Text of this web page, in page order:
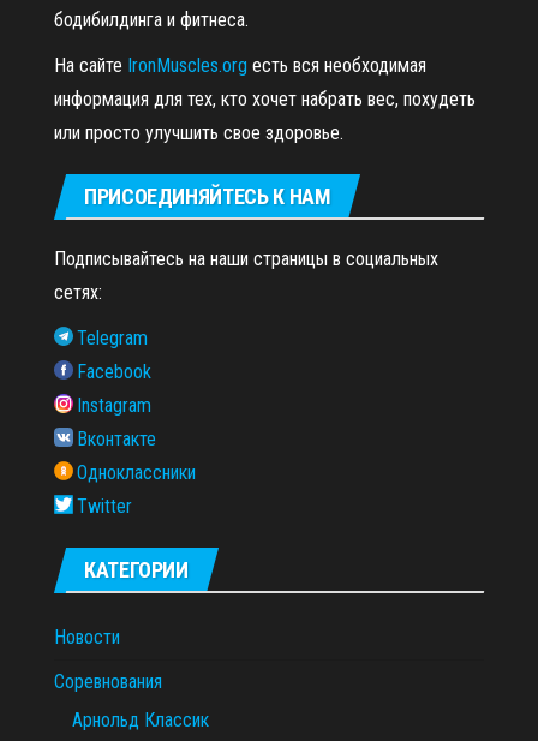
бодибилдинга и фитнеса.
На сайте IronMuscles.org есть вся необходимая
информация для тех, кто хочет набрать вес, похудеть
или просто улучшить свое здоровье.
ПРИСОЕДИНЯЙТЕСЬ К НАМ
Подписывайтесь на наши страницы в социальных
сетях:
Telegram
Facebook
Instagram
Вконтакте
Одноклассники
Twitter
КАТЕГОРИИ
Новости
Соревнования
Арнольд Классик